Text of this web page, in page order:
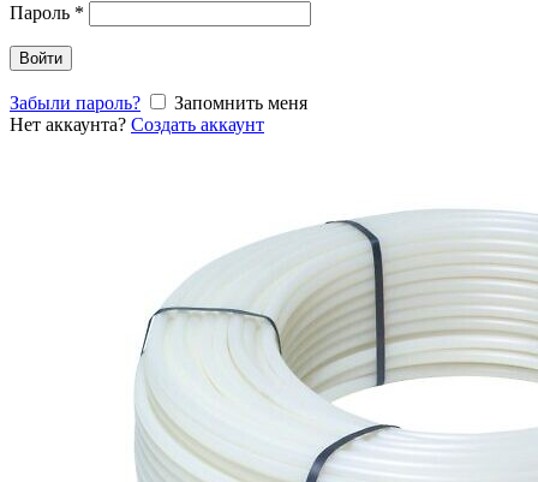
Пароль *
Войти
Забыли пароль?
Запомнить меня
Нет аккаунта? Создать аккаунт